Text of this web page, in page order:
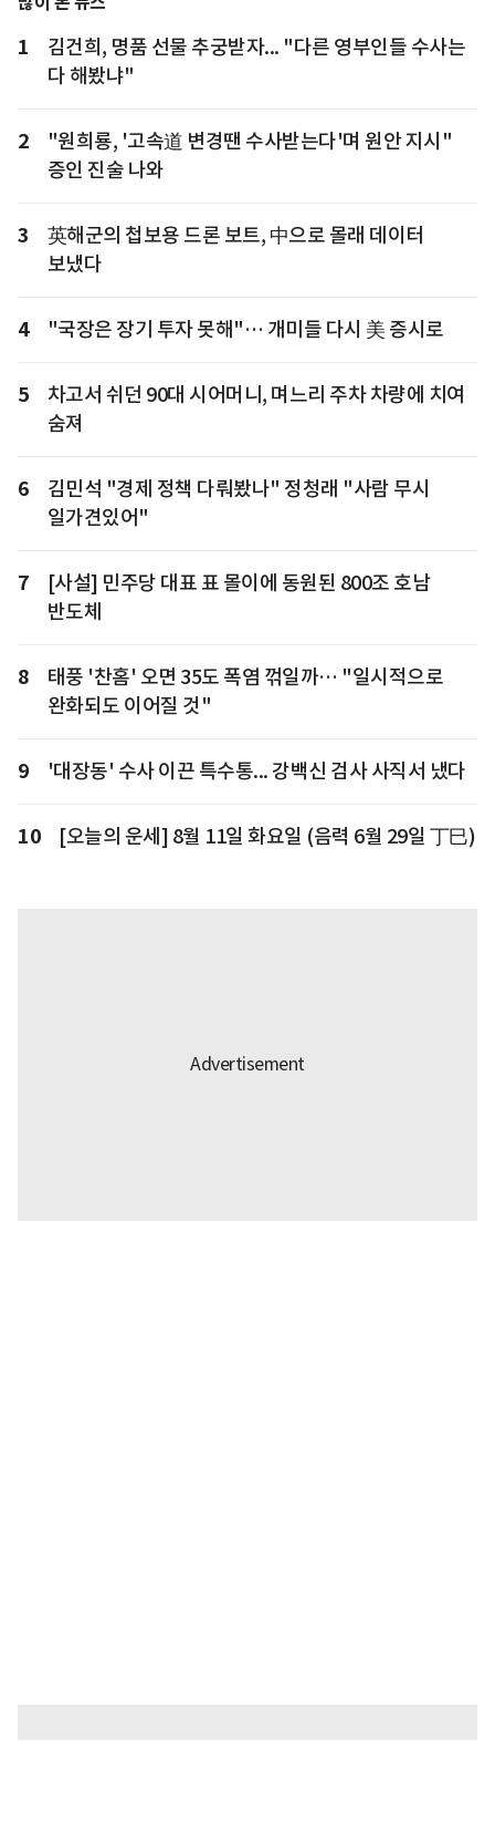
1
김건희, 명품 선물 추궁받자... "다른 영부인들 수사는
다 해봤냐"
2
"원희룡, '고속道 변경땐 수사받는다'며 원안 지시"
증인 진술 나와
3
英해군의 첩보용 드론 보트, 中으로 몰래 데이터
보냈다
4 "국장은 장기 투자 못해"… 개미들 다시 美 증시로
5
차고서 쉬던 90대 시어머니, 며느리 주차 차량에 치여
숨져
6
김민석 "경제 정책 다뤄봤나" 정청래 "사람 무시
일가견있어"
7
[사설] 민주당 대표 표 몰이에 동원된 800조 호남
반도체
8
태풍 '찬홈' 오면 35도 폭염 꺾일까… "일시적으로
완화되도 이어질 것"
9 '대장동' 수사 이끈 특수통... 강백신 검사 사직서 냈다
10 [오늘의 운세] 8월 11일 화요일 (음력 6월 29일 丁巳)